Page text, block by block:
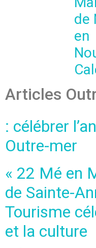
de
en
Articles
: célébrer
Outre-mer
« 22 Mé en
de Sainte-
Tourisme
et la culture